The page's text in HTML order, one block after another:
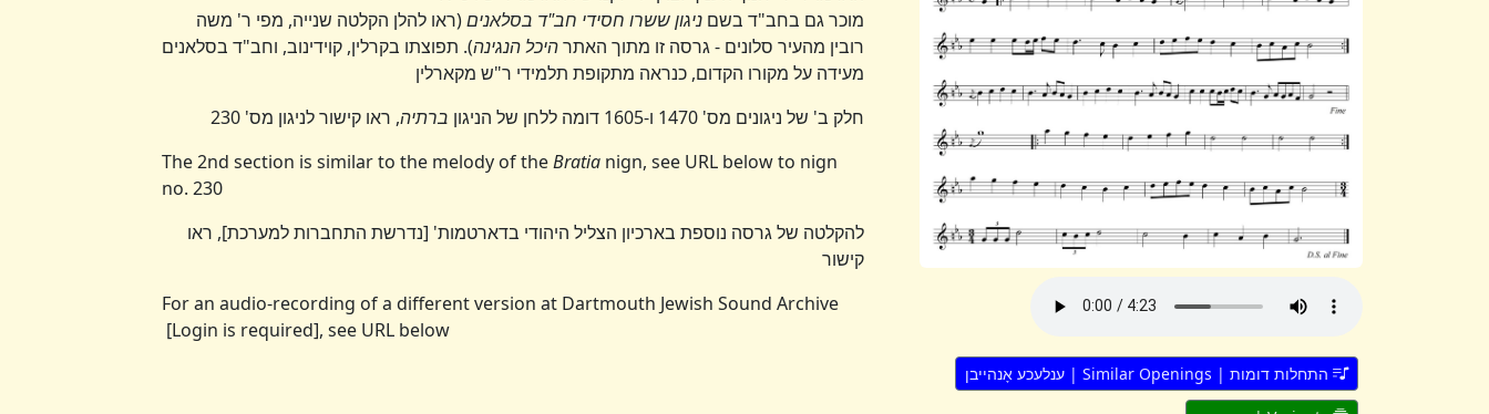
התחלות דומות | Similar Openings | ענלעכע אָנהייבן
מוכר גם בחב"ד בשם ניגון ששרו חסידי חב"ד בסלאנים(ראו להלן הקלטה שנייה, מפי ר' משה
רובין מהעיר סלונים - גרסה זו מתוך האתרהיכל הנגינה). תפוצתו בקרלין, קוידינוב, וחב"ד בסלאנים
מעידה על מקורו הקדום, כנראה מתקופת תלמידי ר"ש מקארלין
חלק ב' של ניגונים מס' 1470 ו-1605 דומה ללחן של הניגון
ברתיה, ראו קישור לניגון מס' 230
The 2nd section is similar to the melody of theBratia nign, see URL below to nign
no. 230
להקלטה של גרסה נוספת בארכיון הצליל היהודי בדארטמות' [נדרשת התחברות למערכת], ראו
קישור
For an audio-recording of a different version at Dartmouth Jewish Sound Archive
[Login is required], see URL below